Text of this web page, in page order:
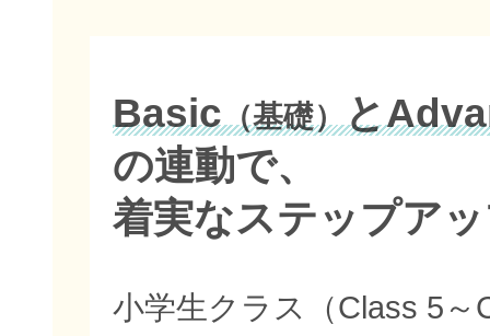
Basic（基礎）と
の連動で、
着実なステップア
小学生クラス（Class 5～